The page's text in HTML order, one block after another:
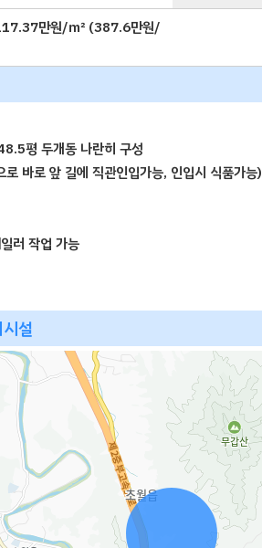
만원/㎡ (387.6만원/
평 두개동 나란히 구성
바로 앞 길에 직관인입가능, 인입시 식품가능)
러 작업 가능
설